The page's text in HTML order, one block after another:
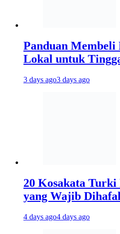
Panduan Membeli
Lokal untuk
3 days ago3 days ago
20 Kosakata
yang Wajib
4 days ago4 days ago